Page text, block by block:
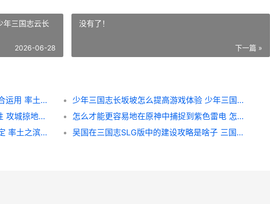
年三国志云长
2026-06-28
没有了！
下一篇 »
率土之滨大汉弓适合和哪些战法组合运用 率土之滨大汉弓最强搭配
少年三国志长坂坡怎么提高游戏体验 少年三国志云长长
攻城掠地小r有没有击败大r的也许性 攻城掠地的玩法
怎么才能更容易地在原神中捕捉到紫色雷电 怎么才能更容易生女孩
率土之滨的三星与六星哪个更加稳定 率土之滨三星必留武将
吴国在三国志SLG版中的建设攻略是啥子 三国志吴国武将最强搭配